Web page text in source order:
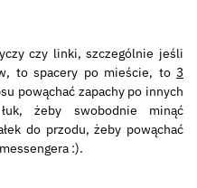
czy linki, szczególnie jeśli
to spacery po mieście, to 3
powąchać zapachy po innych
żeby swobodnie minąć
do przodu, żeby powąchać
:).